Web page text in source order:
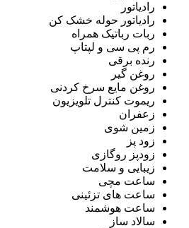
رادیاتور
رادیاتور حوله خشک کن
ربات رباتیک همراه
رم پی سی و لپتاپ
رنده برقی
روغن گیر
روغن مایع سرخ کردنی
ریموت کنترل تلویزیون
زعفران
زمین شوی
زود پز
زودپز روگازی
زیبایی و سلامت
ساعت مچی
ساعت های تزئینی
ساعت هوشمند
سالاد ساز